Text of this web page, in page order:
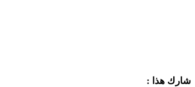
شارك هذا :